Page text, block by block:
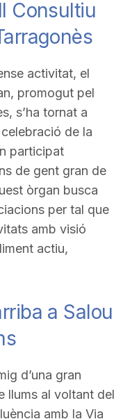
Consultiu
activitat, el
promogut pel
s’ha tornat a
de la
participat
de gent gran de
òrgan busca
per tal que
amb visió
actiu,
a Salou
d’una gran
llums al voltant del
amb la Via